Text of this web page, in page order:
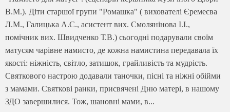
В.М.). Діти старшої групи "Ромашка" ( вихователі Єремеєва
Л.М., Галицька А.С., асистент вих. Смолянінова І.І.,
помічник вих. Швидченко Т.В.) сьогодні подарували своїм
матусям чарівне намисто, де кожна намистина передавала їх
якості: ніжність, світло, затишок, грайливість та мудрість.
Святкового настрою додавали таночки, пісні та ніжні обійми
з мамами. Святкові ранки, присвячені Дню матері, в нашому
ЗДО завершилися. Тож, шановні мами, в...